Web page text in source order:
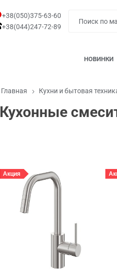
+38(050)375-63-60
+38(044)247-72-89
НОВИНКИ
Главная Кухни и бытовая
Кухонные
Акция